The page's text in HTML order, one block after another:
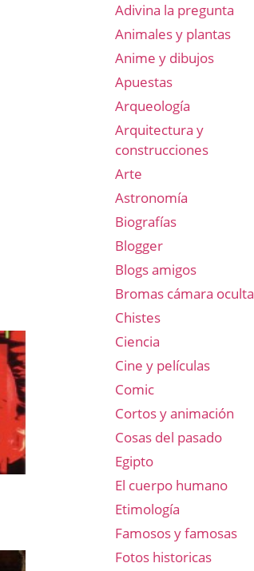
Adivina la pregunta
Animales y plantas
Anime y dibujos
Apuestas
Arqueología
Arquitectura y
construcciones
Arte
Astronomía
Biografías
Blogger
Blogs amigos
Bromas cámara oculta
Chistes
Ciencia
Cine y películas
Comic
Cortos y animación
Cosas del pasado
Egipto
El cuerpo humano
Etimología
Famosos y famosas
Fotos historicas